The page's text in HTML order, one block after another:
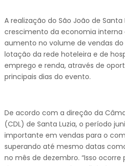
A realização do São João de
crescimento da economia interna
aumento no volume de vendas
lotação da rede hoteleira e de
emprego e renda, através de
principais dias do evento.
De acordo com a direção da
(CDL) de Santa Luzia, o período
importante em vendas para o
superando até mesmo datas
no mês de dezembro. “Isso